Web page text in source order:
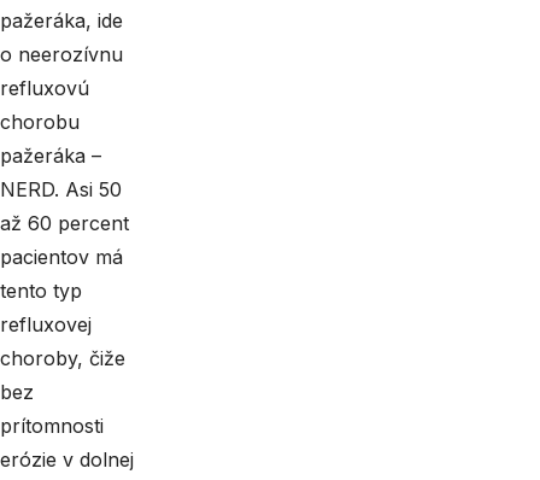
pažeráka, ide
o neerozívnu
refluxovú
chorobu
pažeráka –
NERD. Asi 50
až 60 percent
pacientov má
tento typ
refluxovej
choroby, čiže
bez
prítomnosti
erózie v dolnej